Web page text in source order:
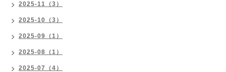
2025-11（3）
2025-10（3）
2025-09（1）
2025-08（1）
2025-07（4）